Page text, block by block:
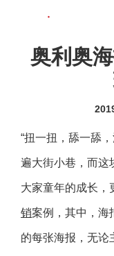
奥利奥
“扭一扭，舔一舔
遍大街小巷，而这
大家童年的成长，
销案例，其中，海
的每张海报，无论